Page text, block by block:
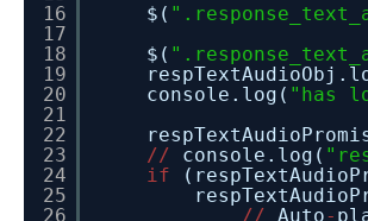
16
17
18
19
20
21
22
23
24
25
26
$(
$(
console.log( "has
// console.log(
if
// Auto-